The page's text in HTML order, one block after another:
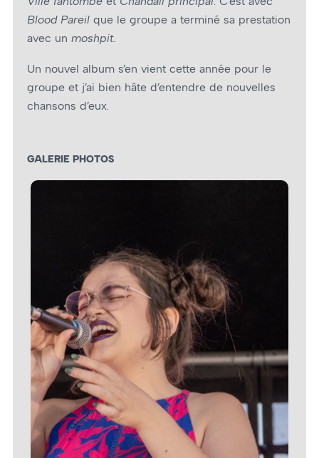
Blood Pareil que le groupe a terminé sa prestation
avec un moshpit.
Un nouvel album s’en vient cette année pour le
groupe et j’ai bien hâte d’entendre de nouvelles
chansons d’eux.
GALERIE PHOTOS